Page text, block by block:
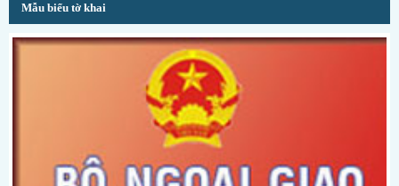
Mẫu biểu tờ khai